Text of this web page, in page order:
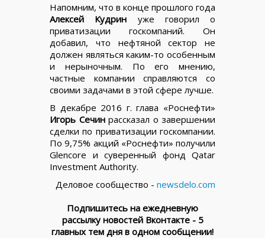
Напомним, что в конце прошлого года
Алексей Кудрин уже говорил о
приватизации госкомпаний. Он
добавил, что нефтяной сектор не
должен являться каким-то особенным
и нерыночным. По его мнению,
частные компании справляются со
своими задачами в этой сфере лучше.
В декабре 2016 г. глава «Роснефти»
Игорь Сечинрассказал о завершении
сделки по приватизации госкомпании.
По 9,75% акций «Роснефти» получили
Glencore и суверенный фонд Qatar
Investment Authority.
Деловое сообщество - newsdelo.com
Подпишитесь на ежедневную
рассылку новостей Вконтакте - 5
главных тем дня в одном сообщении!